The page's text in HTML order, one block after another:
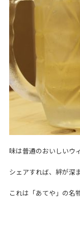
味は普通のおいしいウ
シェアすれば、絆が深
これは「あてや」の名